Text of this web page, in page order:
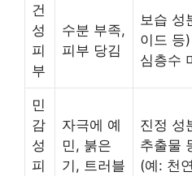
건
성
피
부
수분 부족,
피부 당김
보습 성
이드 등
심층수
민
감
성
피
자극에 예
민, 붉은
기, 트러블
진정 성
추출물
(예: 천